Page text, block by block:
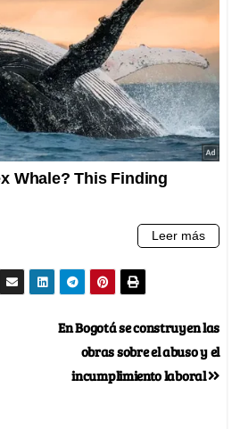
En Bogotá se construyen las
obras sobre el abuso y el
incumplimiento laboral